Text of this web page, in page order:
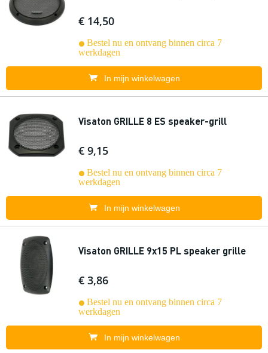
€ 14,50
Bestel nu en ontvang binnen circa 7
werkdagen
In mijn winkelwagen
Visaton GRILLE 8 ES speaker-grill
€ 9,15
Bestel nu en ontvang binnen circa 7
werkdagen
In mijn winkelwagen
Visaton GRILLE 9x15 PL speaker grille
€ 3,86
Bestel nu en ontvang binnen circa 7
werkdagen
In mijn winkelwagen